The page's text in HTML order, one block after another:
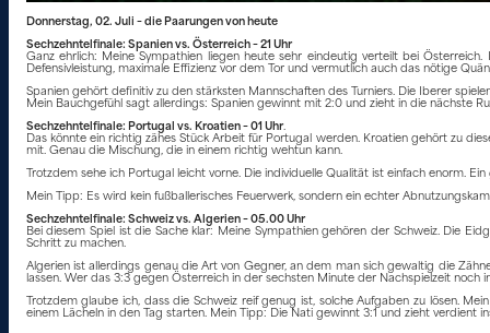
Donnerstag, 02. Juli – die Paarungen von heute
Sechzehntelfinale: Spanien vs. Österreich – 21 Uhr
Ganz ehrlich: Meine Sympathien liegen heute sehr eindeutig verteilt bei
Defensivleistung, maximale Effizienz vor dem Tor und vermutlich auch das nötige
Spanien gehört definitiv zu den stärksten Mannschaften des Turniers. Die Iberer
Mein Bauchgefühl sagt allerdings: Spanien gewinnt mit 2:0 und zieht in die nächste
Sechzehntelfinale: Portugal vs. Kroatien – 01 Uhr.
Das könnte ein richtig zähes Stück Arbeit für Portugal werden. Kroatien gehört zu
mit. Genau die Mischung, die in einem richtig wehtun kann.
Trotzdem sehe ich Portugal leicht vorne. Die individuelle Qualität ist einfach enorm.
Mein Tipp: Es wird kein fußballerisches Feuerwerk, sondern ein echter
Sechzehntelfinale: Schweiz vs. Algerien – 05.00 Uhr
Bei diesem Spiel ist die Sache klar: Meine Sympathien gehören der Schweiz. Die
Schritt zu machen.
Algerien ist allerdings genau die Art von Gegner, an dem man sich gewaltig die
lassen. Wer das 3:3 gegen Österreich in der sechsten Minute der Nachspielzeit noch
Trotzdem glaube ich, dass die Schweiz reif genug ist, solche Aufgaben zu lösen.
einem Lächeln in den Tag starten. Mein Tipp: Die Nati gewinnt 3:1 und zieht verdient